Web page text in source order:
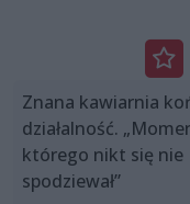
Znana kawiarnia
działalność.
którego nikt się nie
spodziewał”